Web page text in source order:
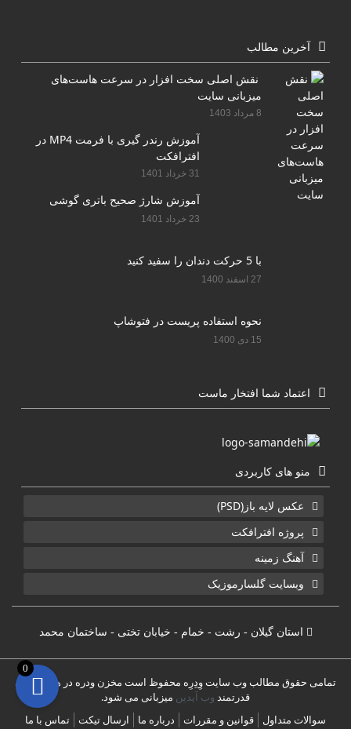
آخرین مطالب
نقش اصلی سخت افزار در سرعت هاست‌های
میزبانی سایت
8 مرداد 1403
آموزش رندر گیری با فرمت MP4 در
افترافکت
31 خرداد 1401
آموزش شارژ صحیح باتری گوشی
23 خرداد 1401
با 5 حرکت دندان را سفید کنید
27 اسفند 1400
نحوه استفاده پریست در فتوشاپ
15 دی 1400
اعتماد شما افتخار ماست
منو های کاربردی
عکس لایه باز(PSD)
پروژه افترافکت
آهنگ زمینه
وبسایت گلسارموزیک
استان گیلان - رشت - خمام - خیابان تختی - ساختمان محمد
تمامی حقوق مطالب وب سایت وِدِرِه محفوظ است مخزن ودره در هاست های
قدرتمند وب آیدین میزبانی می شود.
سوالات متداول
قوانین و مقررات درباره ما ارسال تیکت تماس با ما
0